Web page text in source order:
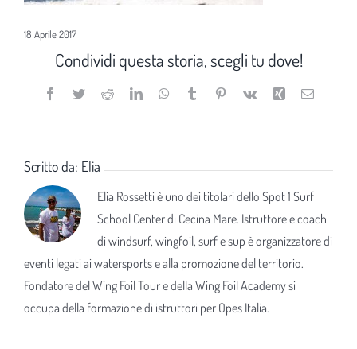
18 Aprile 2017
Condividi questa storia, scegli tu dove!
Facebook
TwitterRedditLinkedInWhatsApp
TumblrPinterest
Vk Xing Email
Scritto da: Elia
Elia Rossetti è uno dei titolari dello Spot 1 Surf
School Center di Cecina Mare. Istruttore e coach
di windsurf, wingfoil, surf e sup è organizzatore di
eventi legati ai watersports e alla promozione del territorio.
Fondatore del Wing Foil Tour e della Wing Foil Academy si
occupa della formazione di istruttori per Opes Italia.